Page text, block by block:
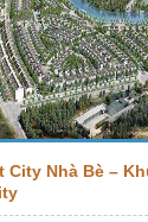
City Nhà Bè –